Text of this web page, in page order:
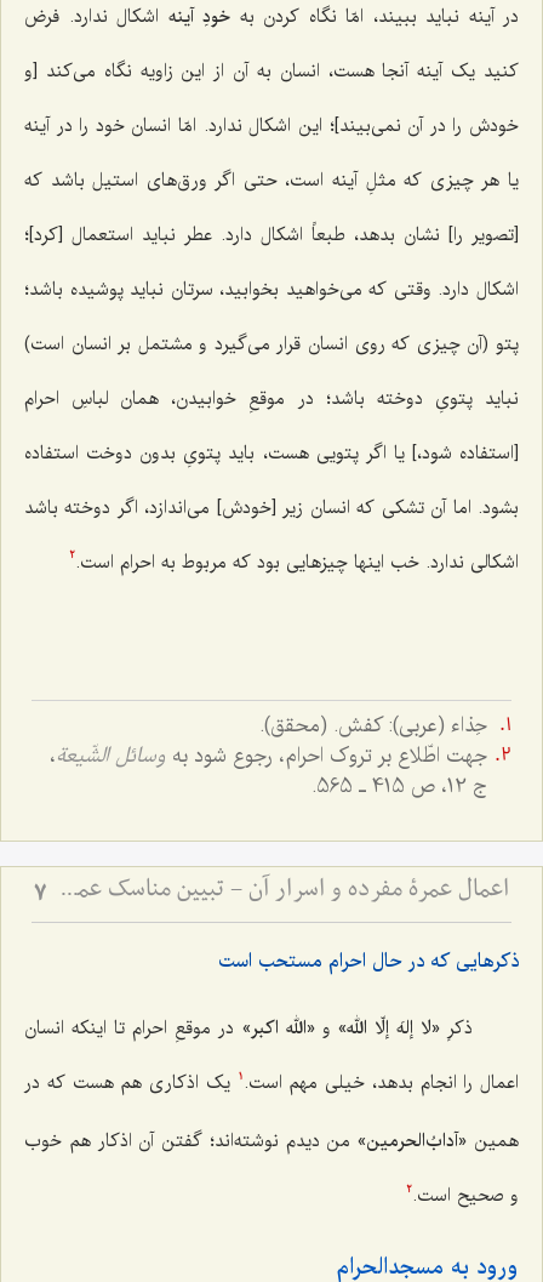
در آینه نباید ببیند، امّا نگاه کردن به خودِ آینه اشکال ندارد. فرض
کنید یک آینه آنجا هست، انسان به آن از این زاویه نگاه می‌کند [و
خودش را در آن نمی‌بیند]؛ این اشکال ندارد. امّا انسان خود را در آینه
یا هر چیزی که مثلِ آینه است، حتی اگر ورق‌های استیل باشد که
[تصویر را] نشان بدهد، طبعاً اشکال دارد. عطر نباید استعمال [کرد]؛
اشکال دارد. وقتی که می‌خواهید بخوابید، سرتان نباید پوشیده باشد؛
پتو (آن چیزی که روی انسان قرار می‌گیرد و مشتمل بر انسان است)
نباید پتویِ دوخته باشد؛ در موقعِ خوابیدن، همان لباسِ احرام
[استفاده شود،] یا اگر پتویی هست، باید پتویِ بدون دوخت استفاده
بشود. اما آن تشکی که انسان زیر [خودش] می‌اندازد، اگر دوخته باشد
اشکالی ندارد. خب اینها چیزهایی بود که مربوط به احرام است.2
حِذاء (عربی): کفش. (محقق).
جهت اطّلاع بر تروک احرام، رجوع شود به وسائل الشّیعة،
ج 12، ص 415 ـ 565.
اعمال عمرۀ مفرده و اسرار آن - تبیین مناسک عمره و توضیح اماکن مکه و مدینه 7
ذکرهایی که در حال احرام مستحب است
ذکرِ «لا إلهَ إلّا الله» و«الله اکبر» در موقعِ احرام تا اینکه انسان
اعمال را انجام بدهد، خیلی مهم است. 1
یک اذکاری هم هست که در
همین «آدابُ‌الحرمین» من دیدم نوشته‌اند؛ گفتن آن اذکار هم خوب
و صحیح است.2
ورود به مسجدالحرام